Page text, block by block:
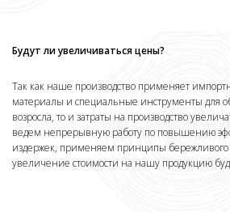
Будут ли увеличиваться цены?
Так как наше производство применяет
материалы и специальные инструменты для
возросла, то и затраты на производство
ведем непрерывную работу по повышению
издержек, применяем принципы бережливого
увеличение стоимости на нашу продукцию